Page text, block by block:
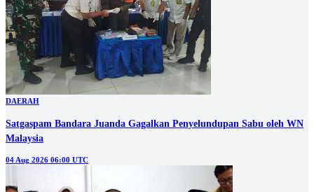
DAERAH
Satgaspam Bandara Juanda Gagalkan Penyelundupan Sabu oleh WN
Malaysia
04 Aug 2026 06:00 UTC